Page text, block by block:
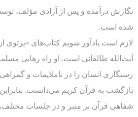
نگارش درآمده و پس از آزادی مؤلف،
شده است.
لازم است یادآور شویم کتاب‌های «پرتوی از
آیت‌الله طالقانی است. او راه رهایی
رستگاری انسان را در ناملایمات و
بازگشت به قرآن کریم می‌دانست.